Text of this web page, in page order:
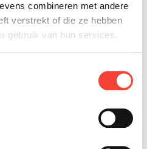
combineren met andere
verstrekt of die ze hebben
gebruik van hun services.